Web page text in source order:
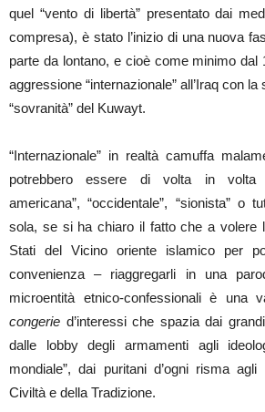
quel “vento di libertà” presentato dai
compresa), è stato l’inizio di una nuova
parte da lontano, e cioè come minimo dal
aggressione “internazionale” all’Iraq con
“sovranità” del Kuwayt.
“Internazionale” in realtà camuffa
potrebbero essere di volta in volta
americana”, “occidentale”, “sionista” o
sola, se si ha chiaro il fatto che a volere
Stati del Vicino oriente islamico per
convenienza – riaggregarli in una
microentità etnico-confessionali è una
congerie d’interessi che spazia dai
dalle lobby degli armamenti agli
mondiale”, dai puritani d’ogni risma
Civiltà e della Tradizione.